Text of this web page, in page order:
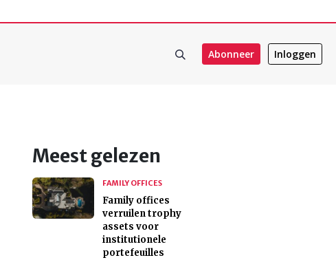
Abonneer Inloggen
Meest gelezen
FAMILY OFFICES
Family offices
verruilen trophy
assets voor
institutionele
portefeuilles